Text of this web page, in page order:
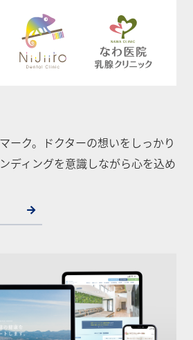
ーク。ドクターの想いをしっかり
ディングを意識しながら心を込め